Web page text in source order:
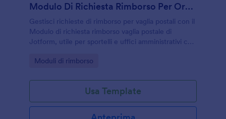
Modulo Di Richiesta Rimborso Per Ordine Di Pagamento
Gestisci richieste di rimborso per vaglia postali con il
Modulo di richiesta rimborso vaglia postale di
Jotform, utile per sportelli e uffici amministrativi che
tracciamento delle risposte.
Go to Category:
Moduli di rimborso
Usa Template